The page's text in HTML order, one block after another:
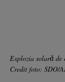
Explozia solară
Credit foto: SDO/